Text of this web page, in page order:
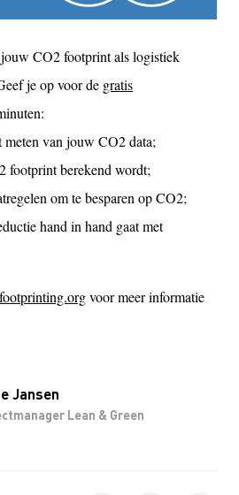
Jansen
Lean & Green
CO2 footprint als logistiek
je op voor de gratis
van jouw CO2 data;
berekend wordt;
om te besparen op CO2;
hand in hand gaat met
voor meer informatie